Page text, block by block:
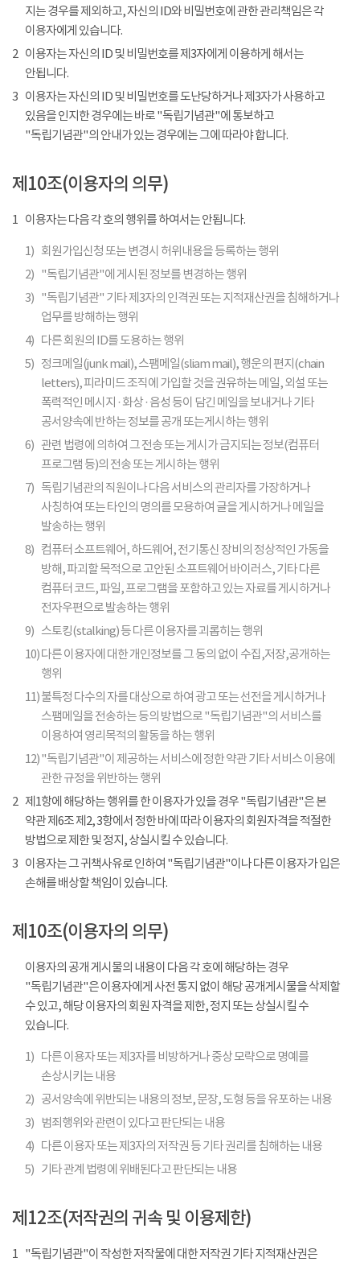
지는 경우를 제외하고, 자신의 ID와 비밀번호에 관한 관리책임은 각
이용자에게 있습니다.
2 이용자는 자신의 ID 및 비밀번호를 제3자에게 이용하게 해서는
안됩니다.
3 이용자는 자신의 ID 및 비밀번호를 도난당하거나 제3자가 사용하고
있음을 인지한 경우에는 바로 "독립기념관"에 통보하고
"독립기념관"의 안내가 있는 경우에는 그에 따라야 합니다.
제10조(이용자의 의무)
1 이용자는 다음 각 호의 행위를 하여서는 안됩니다.
1) 회원가입신청 또는 변경시 허위내용을 등록하는 행위
2) "독립기념관"에 게시된 정보를 변경하는 행위
3) "독립기념관" 기타 제3자의 인격권 또는 지적재산권을 침해하거나
업무를 방해하는 행위
4) 다른 회원의 ID를 도용하는 행위
5) 정크메일(junk mail), 스팸메일(sliam mail), 행운의 편지(chain
letters), 피라미드 조직에 가입할 것을 권유하는 메일, 외설 또는
폭력적인 메시지 · 화상 · 음성 등이 담긴 메일을 보내거나 기타
공서양속에 반하는 정보를 공개 또는게시하는 행위
6) 관련 법령에 의하여 그 전송 또는 게시가 금지되는 정보(컴퓨터
프로그램 등)의 전송 또는 게시하는 행위
7) 독립기념관의 직원이나 다음 서비스의 관리자를 가장하거나
사칭하여 또는 타인의 명의를 모용하여 글을 게시하거나 메일을
발송하는 행위
8) 컴퓨터 소프트웨어, 하드웨어, 전기통신 장비의 정상적인 가동을
방해, 파괴할 목적으로 고안된 소프트웨어 바이러스, 기타 다른
컴퓨터 코드, 파일, 프로그램을 포함하고 있는 자료를 게시하거나
전자우편으로 발송하는 행위
9) 스토킹(stalking) 등 다른 이용자를 괴롭히는 행위
10)다른 이용자에 대한 개인정보를 그 동의 없이 수집,저장,공개하는
행위
11)불특정 다수의 자를 대상으로 하여 광고 또는 선전을 게시하거나
스팸메일을 전송하는 등의 방법으로 "독립기념관"의 서비스를
이용하여 영리목적의 활동을 하는 행위
12)"독립기념관"이 제공하는 서비스에 정한 약관 기타 서비스 이용에
관한 규정을 위반하는 행위
2 제1항에 해당하는 행위를 한 이용자가 있을 경우 "독립기념관"은 본
약관 제6조 제2, 3항에서 정한 바에 따라 이용자의 회원자격을 적절한
방법으로 제한 및 정지, 상실시킬 수 있습니다.
3 이용자는 그 귀책사유로 인하여 "독립기념관"이나 다른 이용자가 입은
손해를 배상할 책임이 있습니다.
제10조(이용자의 의무)
이용자의 공개 게시물의 내용이 다음 각 호에 해당하는 경우
"독립기념관"은 이용자에게 사전 통지 없이 해당 공개게시물을 삭제할
수 있고, 해당 이용자의 회원 자격을 제한, 정지 또는 상실시킬 수
있습니다.
1) 다른 이용자 또는 제3자를 비방하거나 중상 모략으로 명예를
손상시키는 내용
2) 공서양속에 위반되는 내용의 정보, 문장, 도형 등을 유포하는 내용
3)
범죄행위와 관련이 있다고 판단되는 내용
4) 다른 이용자 또는 제3자의 저작권 등 기타 권리를 침해하는 내용
5) 기타 관계 법령에 위배된다고 판단되는 내용
제12조(저작권의 귀속 및 이용제한)
1 "독립기념관"이 작성한 저작물에 대한 저작권 기타 지적재산권은